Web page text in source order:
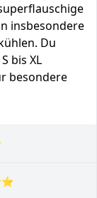
insbesondere
Du
bis XL
besondere